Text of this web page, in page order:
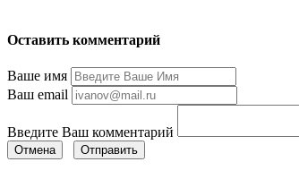
Оставить комментарий
Ваше имя
Ваш email
Введите Ваш комментарий
Отмена Отправить